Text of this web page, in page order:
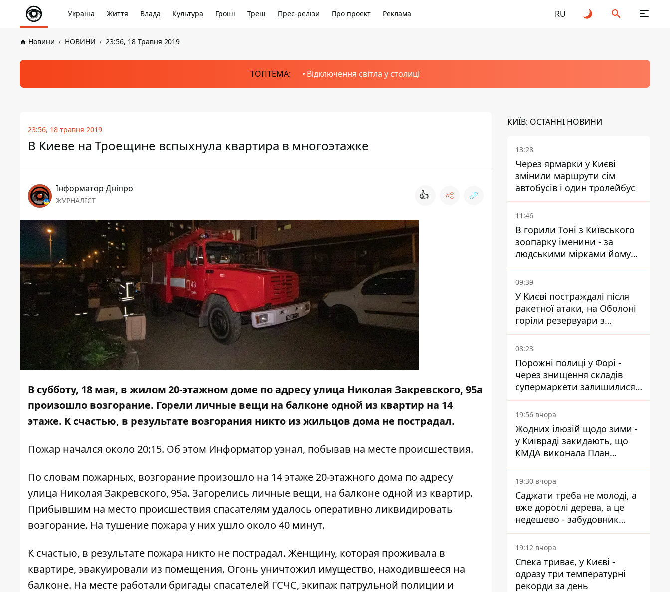
Україна Життя Влада Культура Гроші Треш Прес-релізи Про проект Реклама RU
Новини НОВИНИ 23:56, 18 Травня 2019
ТОПТЕМА: Відключення світла у столиці
23:56, 18 травня 2019
В Киеве на Троещине вспыхнула квартира в многоэтажке
Інформатор Дніпро
ЖУРНАЛІСТ 👍
В субботу, 18 мая, в жилом 20-этажном доме по адресу улица Николая Закревского, 95а
произошло возгорание. Горели личные вещи на балконе одной из квартир на 14
этаже. К счастью, в результате возгорания никто из жильцов дома не пострадал.
Пожар начался около 20:15. Об этом Информаторузнал, побывав на месте происшествия.
По словам пожарных, возгорание произошло на 14 этаже 20-этажного дома по адресу
улица Николая Закревского, 95а. Загорелись личные вещи, на балконе одной из квартир.
Прибывшим на место происшествия спасателям удалось оперативно ликвидировать
возгорание. На тушение пожара у них ушло около 40 минут.
К счастью, в результате пожара никто не пострадал. Женщину, которая проживала в
квартире, эвакуировали из помещения. Огонь уничтожил имущество, находившееся на
балконе. На месте работали бригады спасателей ГСЧС, экипаж патрульной полиции и
КИЇВ: ОСТАННІ НОВИНИ
13:28
Через ярмарки у Києві
змінили маршрути сім
автобусів і один тролейбус
11:46
В горили Тоні з Київського
зоопарку іменини - за
людськими мірками йому
вже понад 90 років
09:39
У Києві постраждалі після
ракетної атаки, на Оболоні
горіли резервуари з
паливом
08:23
Порожні полиці у Форі -
через знищення складів
супермаркети залишилися
без асортименту
19:56 вчора
Жодних ілюзій щодо зими -
у Київраді закидають, що
КМДА виконала План
стійкості на 20%
19:30 вчора
Саджати треба не молоді, а
вже дорослі дерева, а це
недешево - забудовник
Ніконов
19:12 вчора
Спека триває, у Києві -
одразу три температурні
рекорди за день